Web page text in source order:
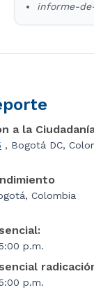
informe-
a la
, Bogotá DC,
Colombia
p.m.
p.m.